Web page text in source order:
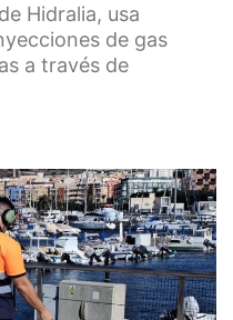
Hidralia, usa
de gas
a través de